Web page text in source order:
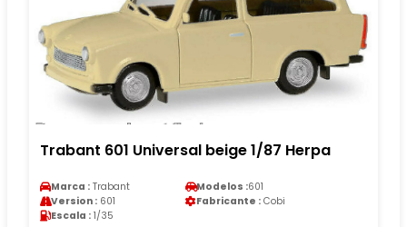
Trabant 601 Universal beige 1/87 Herpa
Marca : Trabant Modelos :601
Version : 601 Fabricante : Cobi
Escala : 1/35